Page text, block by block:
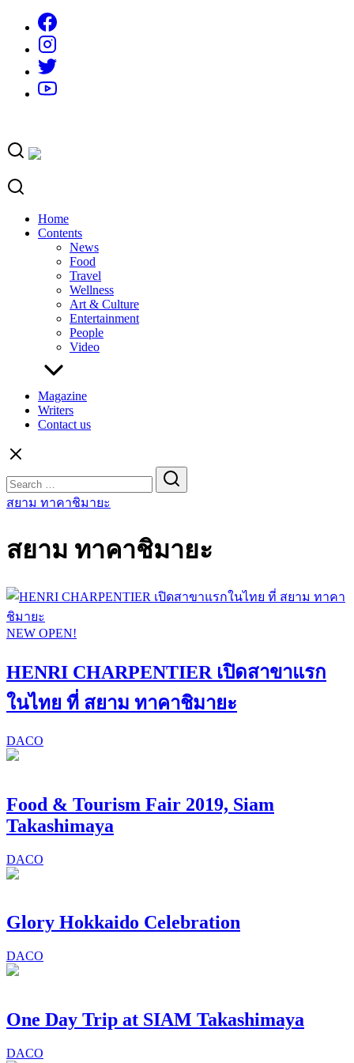
content
Home
Contents
News
Food
Travel
Wellness
Art & Culture
Entertainment
People
Video
Magazine
Writers
Contact us
for:
สยาม ทาคาชิมายะ
สยาม ทาคาชิมายะ
NEW OPEN!
HENRI CHARPENTIER เปิดสาขาแรก
ในไทย ที่ สยาม ทาคาชิมายะ
DACO
Food & Tourism Fair 2019, Siam
Takashimaya
DACO
Glory Hokkaido Celebration
DACO
One Day Trip at SIAM Takashimaya
DACO